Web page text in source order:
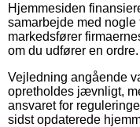
Hjemmesiden
samarbejde med
markedsfører
om du udfører en ordre.
Vejledning angående
opretholdes jævnligt,
ansvaret for
sidst opdaterede